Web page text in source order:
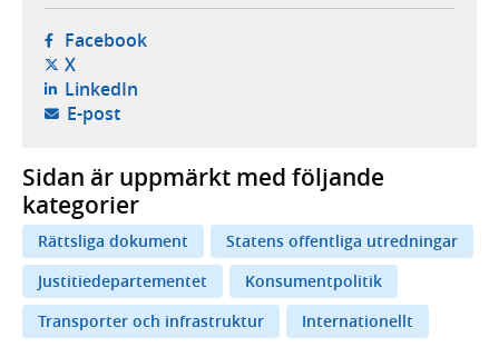
Facebook- öppnas i ny flik, extern webbplats,
X- öppnas i ny flik, extern webbplats,
LinkedIn- öppnas i ny flik, extern webbplats,
E-post- öppnar din e-postklient,
Sidan är uppmärkt med följande
kategorier
Rättsliga dokument
Statens offentliga utredningar
Justitiedepartementet
Konsumentpolitik
Transporter och infrastruktur
Internationellt